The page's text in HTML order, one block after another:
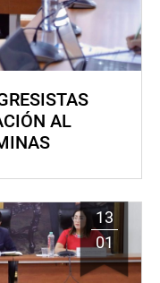
AL
13
01